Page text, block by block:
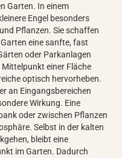
Garten. In einem
Engel besonders
Pflanzen. Sie schaffen
eine sanfte, fast
oder Parkanlagen
einer Fläche
optisch hervorheben.
an Eingangsbereichen
Wirkung. Eine
oder zwischen Pflanzen
Selbst in der kalten
bleibt eine
im Garten. Dadurch